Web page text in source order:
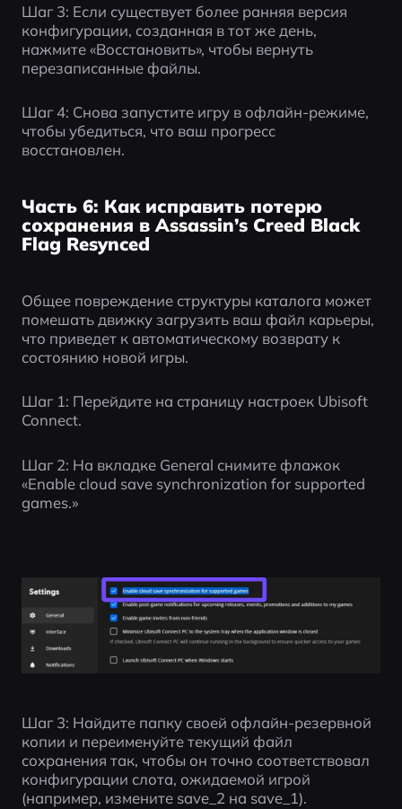
Шаг 3: Если существует более ранняя версия
конфигурации, созданная в тот же день,
нажмите «Восстановить», чтобы вернуть
перезаписанные файлы.
Шаг 4: Снова запустите игру в офлайн-режиме,
чтобы убедиться, что ваш прогресс
восстановлен.
Часть 6: Как исправить потерю
сохранения в Assassin’s Creed Black
Flag Resynced
Общее повреждение структуры каталога может
помешать движку загрузить ваш файл карьеры,
что приведет к автоматическому возврату к
состоянию новой игры.
Шаг 1: Перейдите на страницу настроек Ubisoft
Connect.
Шаг 2: На вкладке General снимите флажок
«Enable cloud save synchronization for supported
games.»
Шаг 3: Найдите папку своей офлайн-резервной
копии и переименуйте текущий файл
сохранения так, чтобы он точно соответствовал
конфигурации слота, ожидаемой игрой
(например, измените save_2 на save_1).